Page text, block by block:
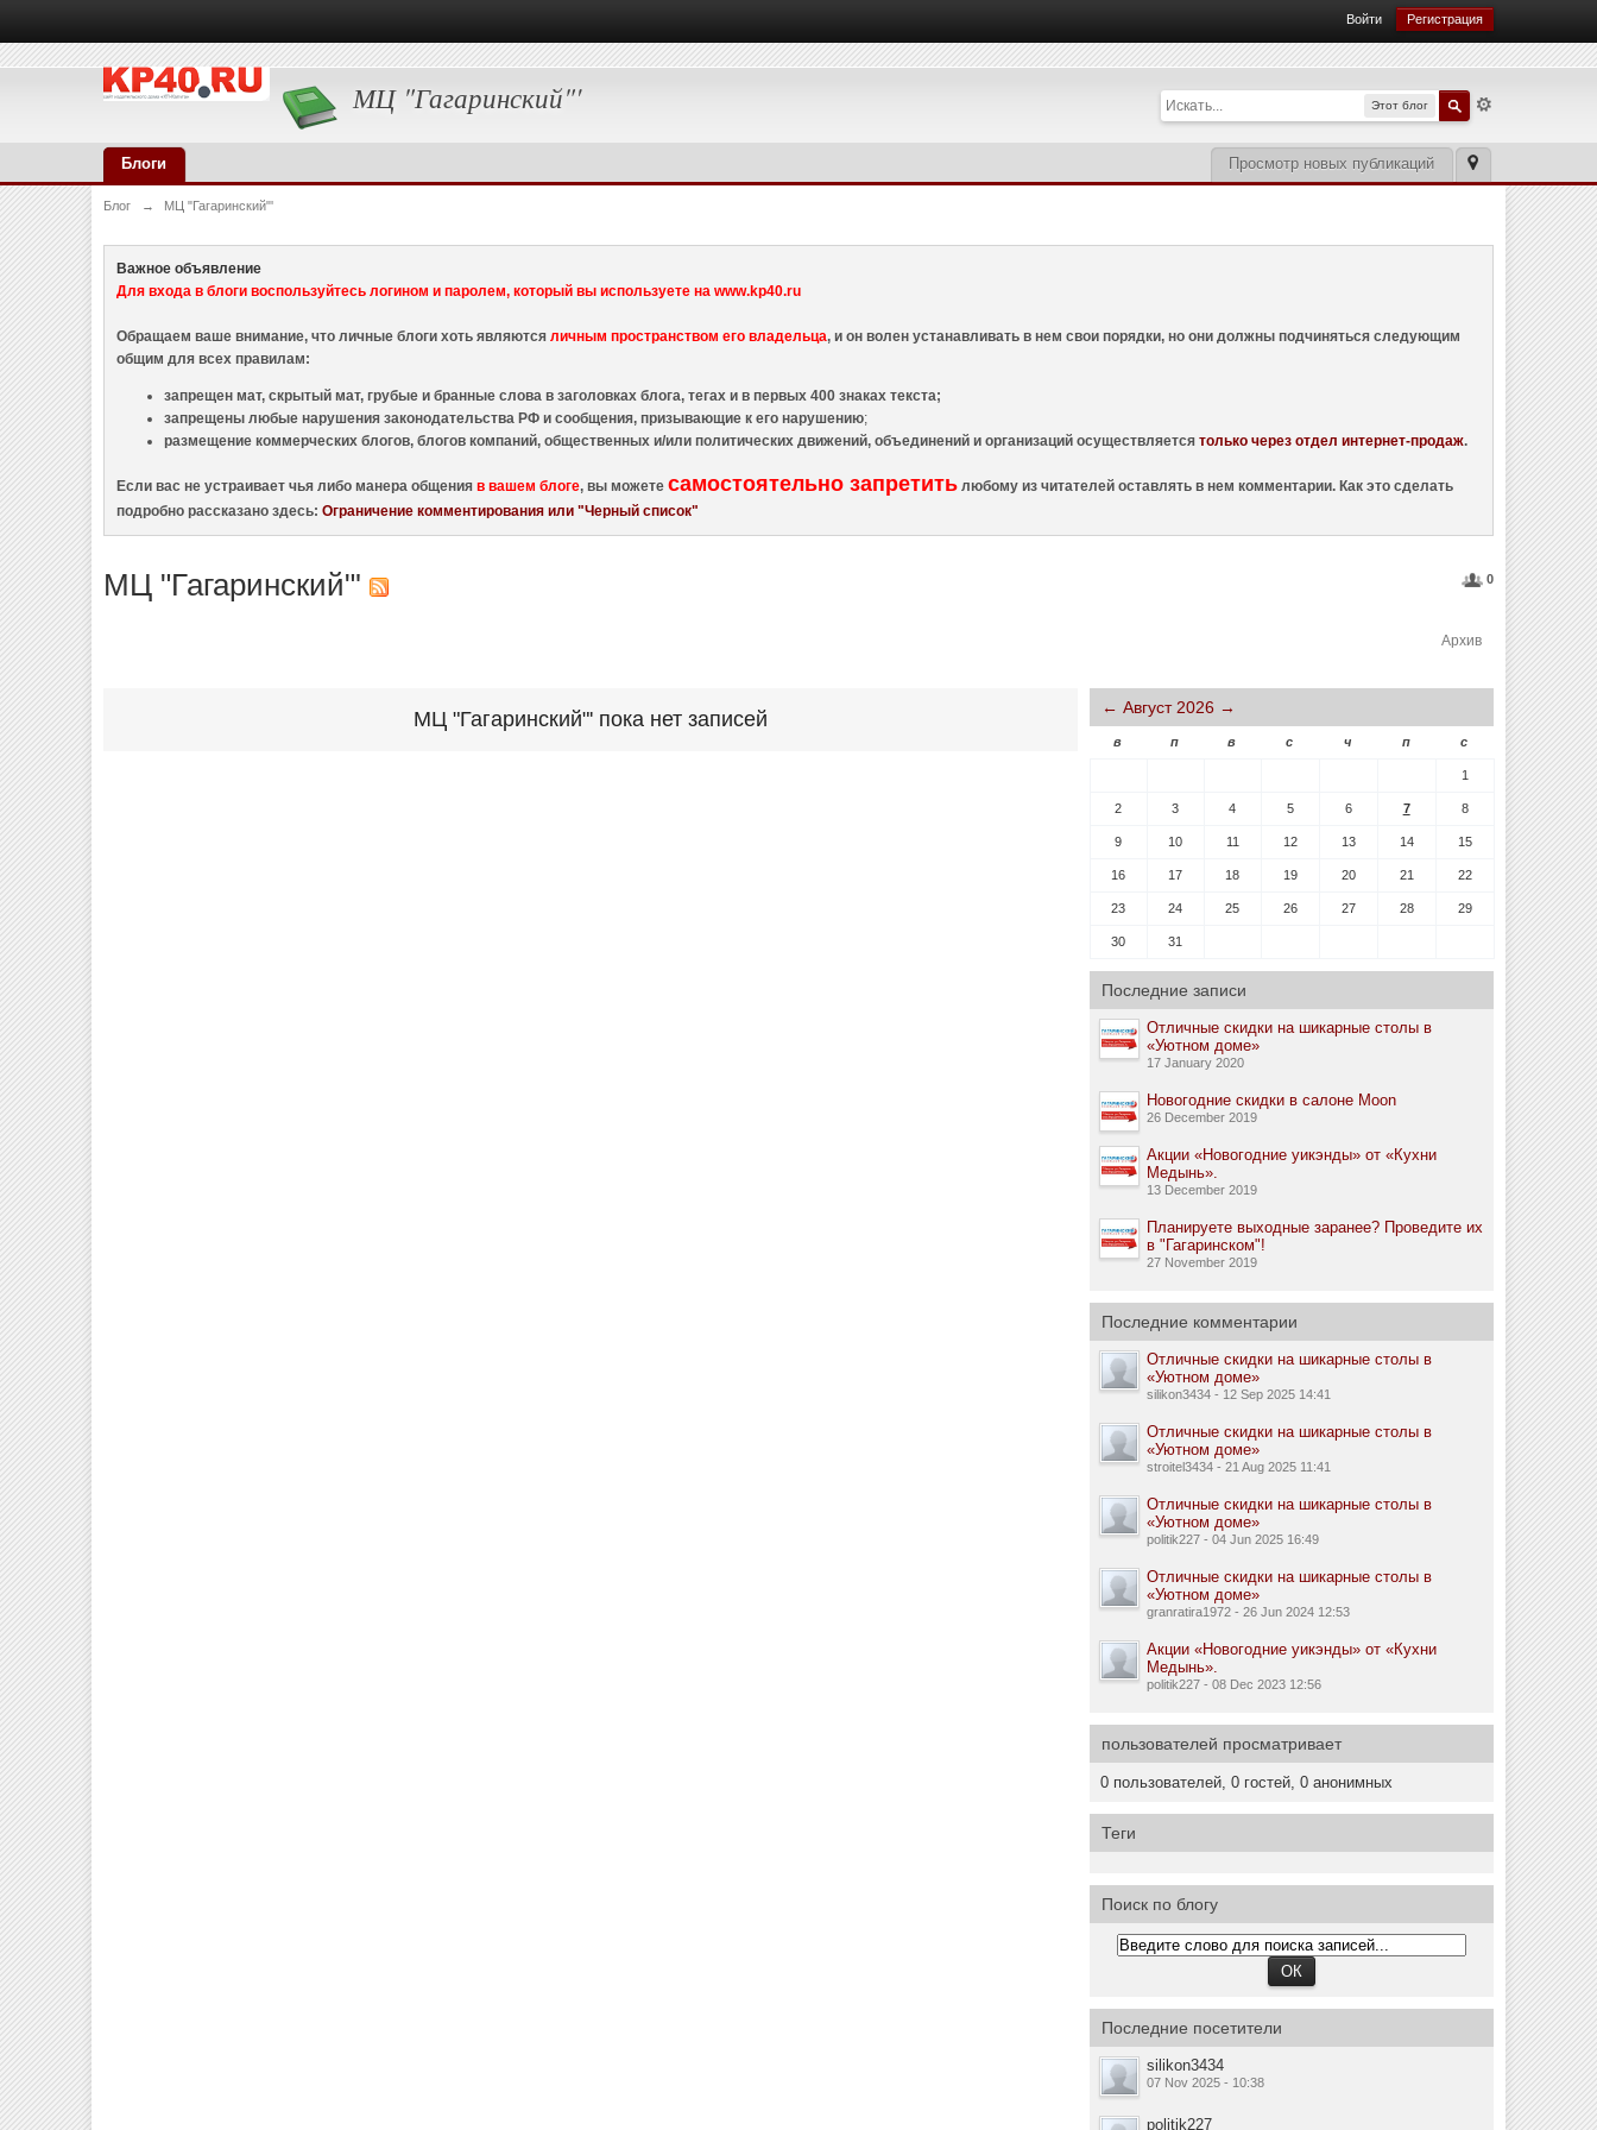
Войти Регистрация
МЦ "Гагаринский"' Этот блог
Просмотр новых публикаций
Блоги
Блог → МЦ "Гагаринский"'
Важное объявление
Для входа в блоги воспользуйтесь логином и паролем, который вы используете на www.kp40.ru
Обращаем ваше внимание, что личные блоги хоть являютсяличным пространством его владельца, и он волен устанавливать в нем свои порядки, но они должны подчиняться следующим
общим для всех правилам:
запрещен мат, скрытый мат, грубые и бранные слова в заголовках блога, тегах и в первых 400 знаках текста;
запрещены любые нарушения законодательства РФ и сообщения, призывающие к его нарушению;
размещение коммерческих блогов, блогов компаний, общественных и/или политических движений, объединений и организаций осуществляетсятолько через отдел интернет-продаж.
Если вас не устраивает чья либо манера общенияв вашем блоге, вы можетесамостоятельно запретить любому из читателей оставлять в нем комментарии. Как это сделать
подробно рассказано здесь:Ограничение комментирования или "Черный список"
0
МЦ "Гагаринский"'
Архив
МЦ "Гагаринский"' пока нет записей ← Август 2026 →
в п в с ч п с
1
2 3 4 5 6 7 8
9 10 11 12 13 14 15
16 17 18 19 20 21 22
23 24 25 26 27 28 29
30 31
Последние записи
Отличные скидки на шикарные столы в
«Уютном доме»
17 January 2020
Новогодние скидки в салоне Moon
26 December 2019
Акции «Новогодние уикэнды» от «Кухни
Медынь».
13 December 2019
Планируете выходные заранее? Проведите их
в "Гагаринском"!
27 November 2019
Последние комментарии
Отличные скидки на шикарные столы в
«Уютном доме»
silikon3434 - 12 Sep 2025 14:41
Отличные скидки на шикарные столы в
«Уютном доме»
stroitel3434 - 21 Aug 2025 11:41
Отличные скидки на шикарные столы в
«Уютном доме»
politik227 - 04 Jun 2025 16:49
Отличные скидки на шикарные столы в
«Уютном доме»
granratira1972 - 26 Jun 2024 12:53
Акции «Новогодние уикэнды» от «Кухни
Медынь».
politik227 - 08 Dec 2023 12:56
пользователей просматривает
0 пользователей, 0 гостей, 0 анонимных
Теги
Поиск по блогу
Последние посетители
silikon3434
07 Nov 2025 - 10:38
politik227